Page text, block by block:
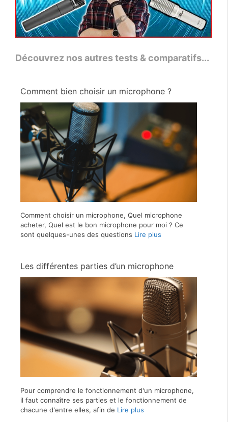
Découvrez nos autres tests & comparatifs...
Comment bien choisir un microphone ?
Comment choisir un microphone, Quel microphone
acheter, Quel est le bon microphone pour moi ? Ce
sont quelques-unes des questions Lire plus
Les différentes parties d’un microphone
Pour comprendre le fonctionnement d'un microphone,
il faut connaître ses parties et le fonctionnement de
chacune d'entre elles, afin de Lire plus